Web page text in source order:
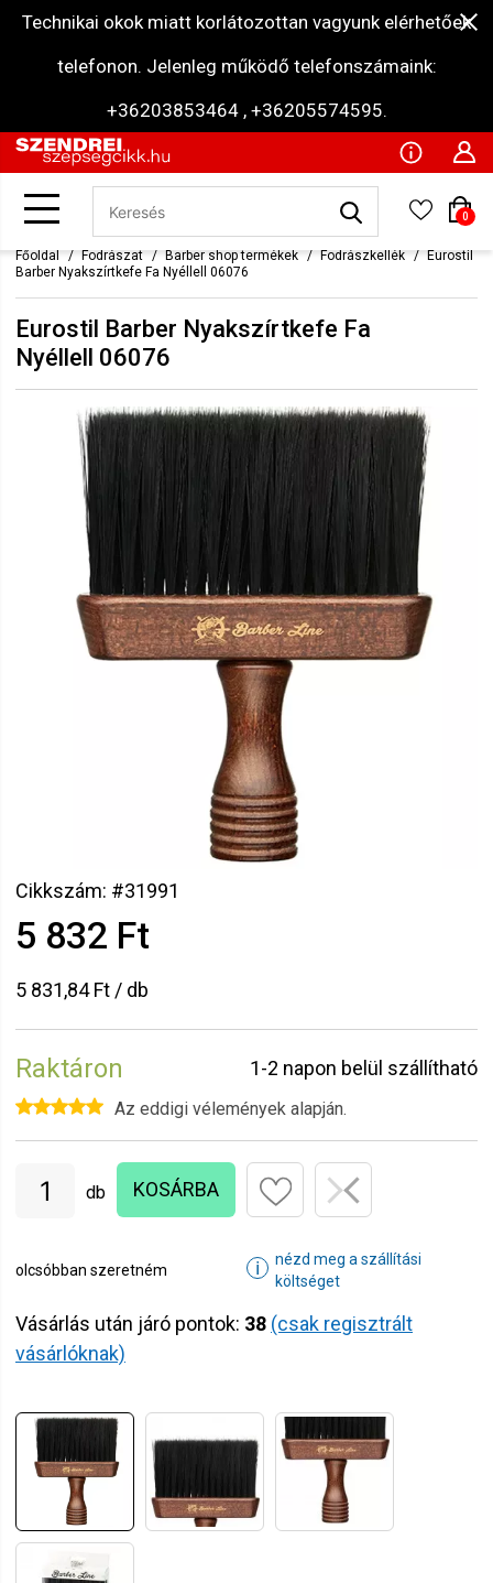
Technikai okok miatt korlátozottan vagyunk elérhetőek
telefonon. Jelenleg működő telefonszámaink:
+36203853464 , +36205574595.
0
Főoldal Fodrászat Barber shop termékek Fodrászkellék
Eurostil
Barber Nyakszírtkefe Fa Nyéllell 06076
Eurostil Barber Nyakszírtkefe Fa
Nyéllell 06076
Cikkszám: #31991
5 832 Ft
5 831,84 Ft / db
Raktáron 1-2 napon belül szállítható
Az eddigi vélemények alapján.
db KOSÁRBA
olcsóbban szeretném ℹ
nézd meg a szállítási
költséget
Vásárlás után járó pontok: 38 (csak regisztrált
vásárlóknak)